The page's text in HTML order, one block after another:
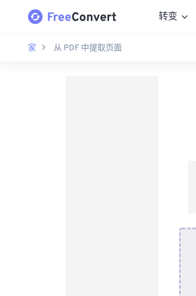
转变
家 从 PDF 中提取页面